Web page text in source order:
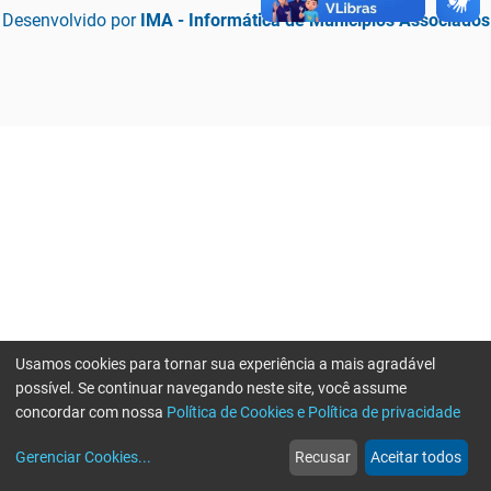
Desenvolvido por IMA - Informática de Municípios Associados
web
Notícias
more_horiz
Mais
Usamos cookies para tornar sua experiência a mais agradável
possível. Se continuar navegando neste site, você assume
concordar com nossa Política de Cookies e Política de privacidade
Gerenciar Cookies... Recusar Aceitar todos
Erro ao enviar informações, por favor tente novamente